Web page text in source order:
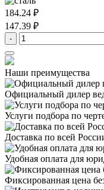
184.24 ₽
147.39 ₽
-
Наши преимущества
Официальный дилер
Услуги подбора по
Доставка по всей
Удобная оплата для
Фиксированная цена